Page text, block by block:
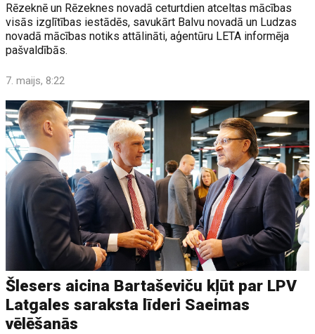
Rēzeknē un Rēzeknes novadā ceturtdien atceltas mācības
visās izglītības iestādēs, savukārt Balvu novadā un Ludzas
novadā mācības notiks attālināti, aģentūru LETA informēja
pašvaldībās.
7. maijs, 8:22
Šlesers aicina Bartaševiču kļūt par LPV
Latgales saraksta līderi Saeimas
vēlēšanās